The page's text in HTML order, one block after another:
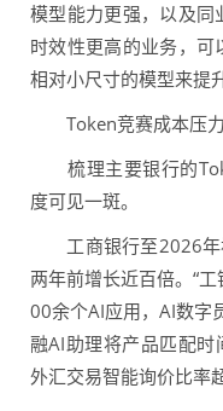
模型能力更强，以及同
时效性更高的业务，
相对小尺寸的模型来提
Token竞赛成本压力
梳理主要银行的
度可见一斑。
工商银行至2026年
两年前增长近百倍。“
00余个AI应用，AI数字
融AI助理将产品匹配
外汇交易智能询价比率